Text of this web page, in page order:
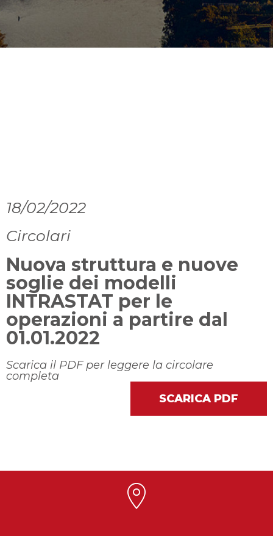
18/02/2022
Circolari
Nuova struttura e nuove
soglie dei modelli
INTRASTAT per le
operazioni a partire dal
01.01.2022
Scarica il PDF per leggere la circolare
completa
SCARICA PDF